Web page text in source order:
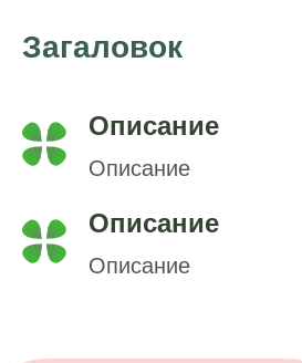
Загаловок
Описание
Описание
Описание
Описание